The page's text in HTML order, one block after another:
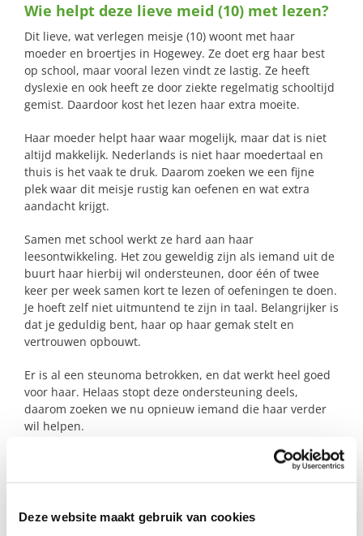
Deze website maakt gebruik van cookies
naar:
Wie helpt deze lieve meid (10) met lezen?
Dit lieve, wat verlegen meisje (10) woont met haar
moeder en broertjes in Hogewey. Ze doet erg haar best
op school, maar vooral lezen vindt ze lastig. Ze heeft
dyslexie en ook heeft ze door ziekte regelmatig schooltijd
gemist. Daardoor kost het lezen haar extra moeite.
Haar moeder helpt haar waar mogelijk, maar dat is niet
altijd makkelijk. Nederlands is niet haar moedertaal en
thuis is het vaak te druk. Daarom zoeken we een fijne
plek waar dit meisje rustig kan oefenen en wat extra
aandacht krijgt.
Samen met school werkt ze hard aan haar
leesontwikkeling. Het zou geweldig zijn als iemand uit de
buurt haar hierbij wil ondersteunen, door één of twee
keer per week samen kort te lezen of oefeningen te doen.
Je hoeft zelf niet uitmuntend te zijn in taal. Belangrijker is
dat je geduldig bent, haar op haar gemak stelt en
vertrouwen opbouwt.
Er is al een steunoma betrokken, en dat werkt heel goed
voor haar. Helaas stopt deze ondersteuning deels,
daarom zoeken we nu opnieuw iemand die haar verder
wil helpen.
Help jij dit meisje met wat liefde en geduld om zich